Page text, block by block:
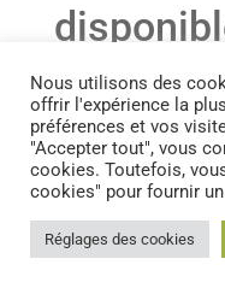
langues
Nos formations
stratégiques pour
l’immobilier autour
Anglais :
Nous utilisons des
offrir l'expérience la
préférences et vos
"Accepter tout", vous
cookies. Toutefois,
cookies" pour fournir
Réglages des cookies